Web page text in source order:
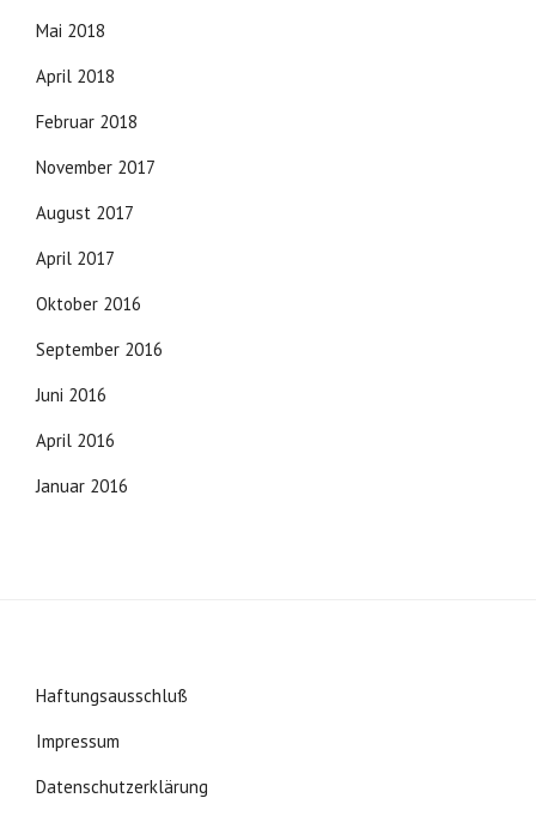
Mai 2018
April 2018
Februar 2018
November 2017
August 2017
April 2017
Oktober 2016
September 2016
Juni 2016
April 2016
Januar 2016
Haftungsausschluß
Impressum
Datenschutzerklärung